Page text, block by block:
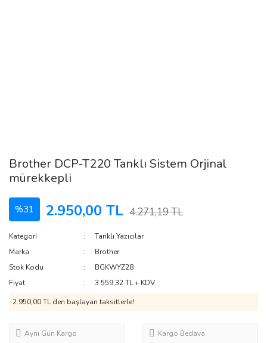
Brother DCP-T220 Tanklı Sistem Orjinal
mürekkepli
%31 2.950,00 TL 4.271,19 TL
Kategori
Tanklı Yazıcılar
Marka
Brother
Stok Kodu
BGKWYZ28
Fiyat
3.559,32 TL + KDV
2.950,00 TL den başlayan taksitlerle!
Aynı Gün Kargo Kargo Bedava